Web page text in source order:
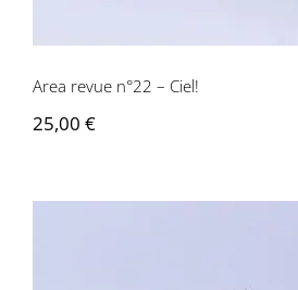
Area revue n°22 – Ciel!
25,00 €